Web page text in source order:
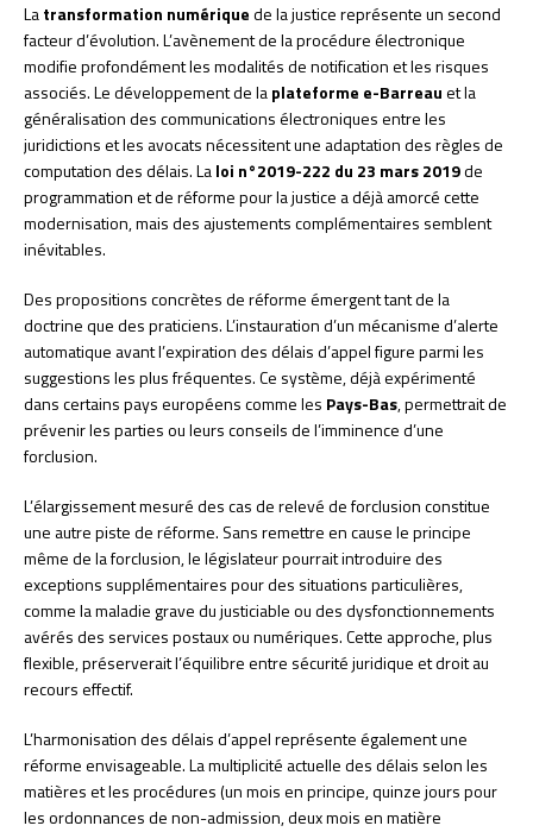
Latransformation numériquede la justice représente un second
facteur d’évolution. L’avènement de la procédure électronique
modifie profondément les modalités de notification et les risques
associés. Le développement de laplateforme e-Barreauet la
généralisation des communications électroniques entre les
juridictions et les avocats nécessitent une adaptation des règles de
computation des délais. Laloi n°2019-222 du 23 mars 2019de
programmation et de réforme pour la justice a déjà amorcé cette
modernisation, mais des ajustements complémentaires semblent
inévitables.
Des propositions concrètes de réforme émergent tant de la
doctrine que des praticiens. L’instauration d’un mécanisme d’alerte
automatique avant l’expiration des délais d’appel figure parmi les
suggestions les plus fréquentes. Ce système, déjà expérimenté
dans certains pays européens comme les Pays-Bas, permettrait de
prévenir les parties ou leurs conseils de l’imminence d’une
forclusion.
L’élargissement mesuré des cas de relevé de forclusion constitue
une autre piste de réforme. Sans remettre en cause le principe
même de la forclusion, le législateur pourrait introduire des
exceptions supplémentaires pour des situations particulières,
comme la maladie grave du justiciable ou des dysfonctionnements
avérés des services postaux ou numériques. Cette approche, plus
flexible, préserverait l’équilibre entre sécurité juridique et droit au
recours effectif.
L’harmonisation des délais d’appel représente également une
réforme envisageable. La multiplicité actuelle des délais selon les
matières et les procédures (un mois en principe, quinze jours pour
les ordonnances de non-admission, deux mois en matière